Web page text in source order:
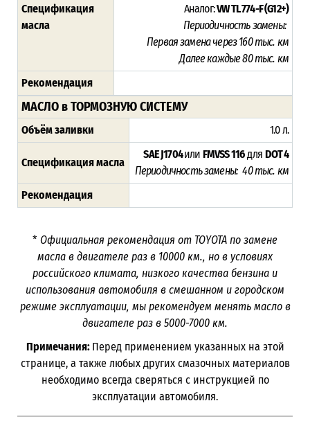
Спецификация
масла
Аналог:VW TL 774-F (G12+)
Периодичность замены:
Первая замена через 160 тыс. км
Далее каждые 80 тыс. км
Рекомендация
МАСЛО в ТОРМОЗНУЮ СИСТЕМУ
Объём заливки 1.0 л.
Спецификация масла
SAE J1704или FMVSS 116дляDOT 4
Периодичность замены: 40 тыс. км
Рекомендация
* Официальная рекомендация от TOYOTA по замене
масла в двигателе раз в 10000 км., но в условиях
российского климата, низкого качества бензина и
использования автомобиля в смешанном и городском
режиме эксплуатации, мы рекомендуем менять масло в
двигателе раз в 5000-7000 км.
Примечания: Перед применением указанных на этой
странице, а также любых других смазочных материалов
необходимо всегда сверяться с инструкцией по
эксплуатации автомобиля.